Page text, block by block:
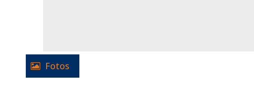
Fotos